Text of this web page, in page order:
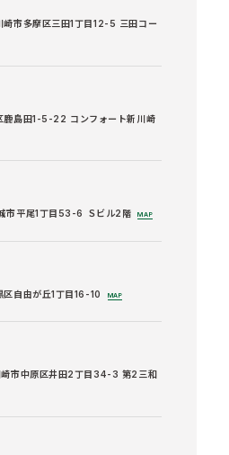
市多摩区三田1丁目12-5 三田コー
島田1-5-22 コンフォート新川崎
平尾1丁目53-6 Ｓビル2階 MAP
自由が丘1丁目16-10 MAP
市中原区井田2丁目34-3 第2三和